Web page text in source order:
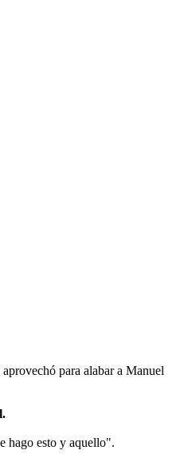
para alabar a Manuel
hago esto y aquello".